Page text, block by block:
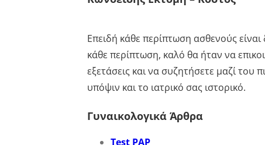
Επειδή κάθε περίπτωση ασθενούς
κάθε περίπτωση, καλό θα ήταν να
εξετάσεις και να συζητήσετε μαζί του
υπόψιν και το ιατρικό σας ιστορικό.
Γυναικολογικά Άρθρα
Test PAP